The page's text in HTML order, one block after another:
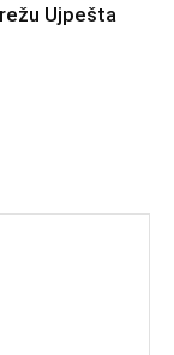
Ujpešta